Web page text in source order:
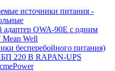
источники питания -
адаптер OWA-90E с одним
Well
бесперебойного питания)
220 В RAPAN-UPS